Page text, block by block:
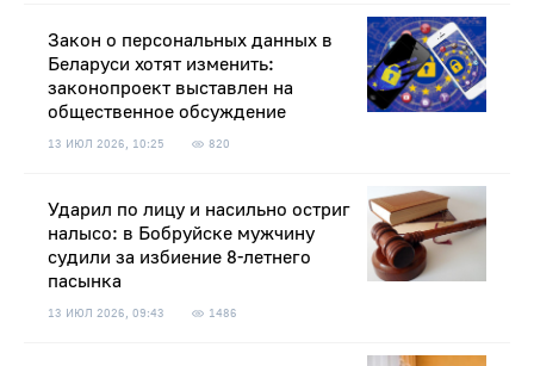
Закон о персональных данных в
Беларуси хотят изменить:
законопроект выставлен на
общественное обсуждение
13 ИЮЛ 2026, 10:25 820
Ударил по лицу и насильно остриг
налысо: в Бобруйске мужчину
судили за избиение 8-летнего
пасынка
13 ИЮЛ 2026, 09:43 1486